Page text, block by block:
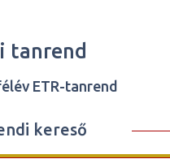
tanrend
ETR-tanrend
kereső